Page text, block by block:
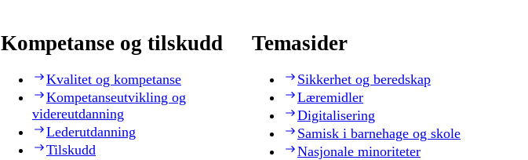
Kompetanse og tilskudd
Kvalitet og kompetanse
Kompetanseutvikling og
videreutdanning
Lederutdanning
Tilskudd
Temasider
Sikkerhet og beredskap
Læremidler
Digitalisering
Samisk i barnehage og skole
Nasjonale minoriteter